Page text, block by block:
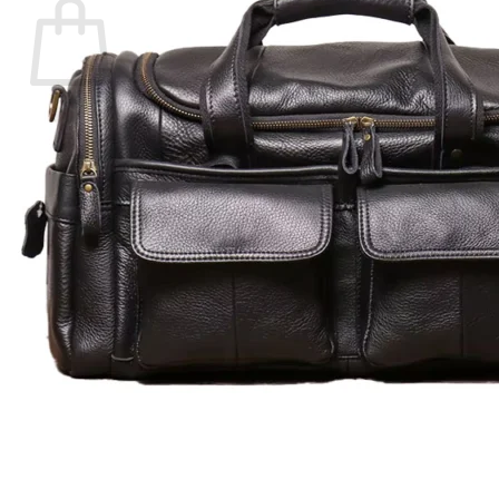
Votre panier est vide.
Retour à la boutique